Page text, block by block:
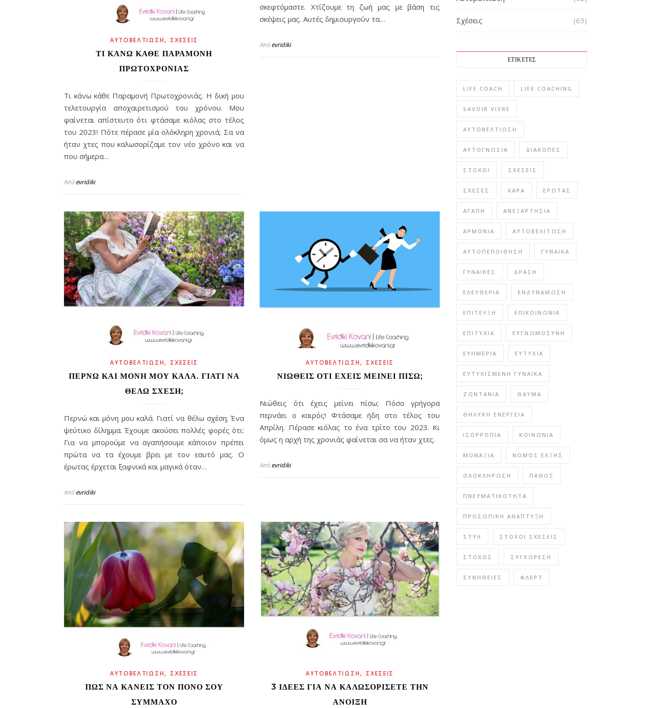
ΑΥΤΟΒΕΛΤΊΩΣΗ, ΣΧΈΣΕΙΣ
ΤΙ ΚΑΝΩ ΚΑΘΕ ΠΑΡΑΜΟΝΗ
ΠΡΩΤΟΧΡΟΝΙΑΣ
Τι κάνω κάθε Παραμονή Πρωτοχρονιάς. Η δική μου
τελετουργία αποχαιρετισμού του χρόνου. Μου
φαίνεται απίστευτο ότι φτάσαμε κιόλας στο τέλος
του 2023! Πότε πέρασε μία ολόκληρη χρονιά; Σα να
ήταν χτες που καλωσορίζαμε τον νέο χρόνο και να
που σήμερα…
Απόevridiki
σκεφτόμαστε. Χτίζουμε τη ζωή μας με βάση τις
σκέψεις μας. Αυτές δημιουργούν τα…
Απόevridiki
ΑΥΤΟΒΕΛΤΊΩΣΗ, ΣΧΈΣΕΙΣ
ΠΕΡΝΏ ΚΑΙ ΜΌΝΗ ΜΟΥ ΚΑΛΆ. ΓΙΑΤΊ ΝΑ
ΘΈΛΩ ΣΧΈΣΗ;
Περνώ και μόνη μου καλά. Γιατί να θέλω σχέση; Ένα
ψεύτικο δίλημμα. Έχουμε ακούσει πολλές φορές ότι:
Για να μπορούμε να αγαπήσουμε κάποιον πρέπει
πρώτα να τα έχουμε βρει με τον εαυτό μας. Ο
έρωτας έρχεται ξαφνικά και μαγικά όταν…
Απόevridiki
ΑΥΤΟΒΕΛΤΊΩΣΗ, ΣΧΈΣΕΙΣ
ΝΙΏΘΕΙΣ ΌΤΙ ΈΧΕΙΣ ΜΕΊΝΕΙ ΠΊΣΩ;
Νιώθεις ότι έχεις μείνει πίσω; Πόσο γρήγορα
περνάει ο καιρός! Φτάσαμε ήδη στο τέλος του
Απρίλη. Πέρασε κιόλας το ένα τρίτο του 2023. Κι
όμως η αρχή της χρονιάς φαίνεται σα να ήταν χτες.
Απόevridiki
ΑΥΤΟΒΕΛΤΊΩΣΗ, ΣΧΈΣΕΙΣ
ΠΏΣ ΝΑ ΚΆΝΕΙΣ ΤΟΝ ΠΌΝΟ ΣΟΥ
ΣΎΜΜΑΧΟ
ΑΥΤΟΒΕΛΤΊΩΣΗ, ΣΧΈΣΕΙΣ
3 ΙΔΈΕΣ ΓΙΑ ΝΑ ΚΑΛΩΣΟΡΊΣΕΤΕ ΤΗΝ
ΆΝΟΙΞΗ
Σχέσεις (63)
ΕΤΙΚΈΤΕΣ
LIFE COACH LIFE COACHING
SAVOIR VIVRE
ΑΥΤΟΒΕΛΤΊΩΣΗ
ΑΥΤΟΓΝΩΣΊΑ ΔΙΑΚΟΠΈΣ
ΣΤΌΧΟΙ ΣΧΈΣΕΙΣ
ΣΧΈΣΕΣ ΧΑΡΆ ΈΡΩΤΑΣ
ΑΓΆΠΗ ΑΝΕΞΑΡΤΗΣΊΑ
ΑΡΜΟΝΊΑ ΑΥΤΟΒΕΛΊΤΩΣΗ
ΑΥΤΟΠΕΠΟΊΘΗΣΗ ΓΥΝΑΊΚΑ
ΓΥΝΑΊΚΕΣ ΔΡΆΣΗ
ΕΛΕΥΘΕΡΊΑ ΕΝΔΥΝΆΜΩΣΗ
ΕΠΊΤΕΥΞΗ ΕΠΙΚΟΙΝΩΝΊΑ
ΕΠΙΤΥΧΊΑ ΕΥΓΝΩΜΟΣΎΝΗ
ΕΥΗΜΕΡΊΑ ΕΥΤΥΧΊΑ
ΕΥΤΥΧΙΣΜΈΝΗ ΓΥΝΑΊΚΑ
ΖΩΝΤΆΝΙΑ ΘΑΎΜΑ
ΘΗΛΥΚΉ ΕΝΈΡΓΕΙΑ
ΙΣΟΡΡΟΠΊΑ ΚΟΙΝΩΝΊΑ
ΜΟΝΑΞΙΆ ΝΌΜΟΣ ΈΛΞΗΣ
ΟΛΟΚΛΉΡΩΣΗ ΠΆΘΟΣ
ΠΝΕΥΜΑΤΙΚΌΤΗΤΑ
ΠΡΟΣΩΠΙΚΉ ΑΝΆΠΤΥΞΗ
ΣΤΥΛ ΣΤΌΧΟΙ ΣΧΈΣΕΙΣ
ΣΤΌΧΟΣ ΣΥΓΧΏΡΕΣΗ
ΣΥΝΉΘΕΙΕΣ ΦΛΕΡΤ